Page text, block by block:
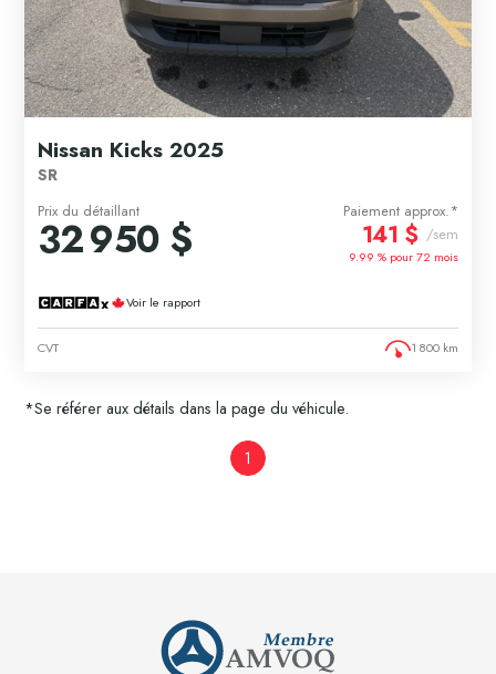
Nissan Kicks 2025
SR
Prix du détaillant
32 950 $
Paiement approx.*
141 $ /sem
9.99 % pour72 mois
Voir le rapport
CVT 1 800 km
*Se référer aux détails dans la page du véhicule.
1